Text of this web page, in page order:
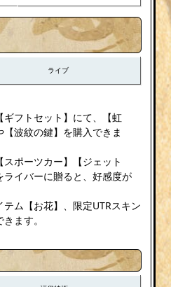
ライブ
フトセット】にて、【虹
波紋の鍵】を購入できま
スポーツカー】【ジェット
イバーに贈ると、好感度が
ム【お花】、限定UTRスキン
ます。